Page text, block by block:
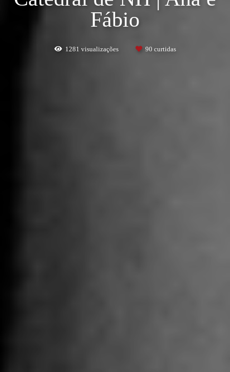
Fábio
1281 visualizações 90 curtidas